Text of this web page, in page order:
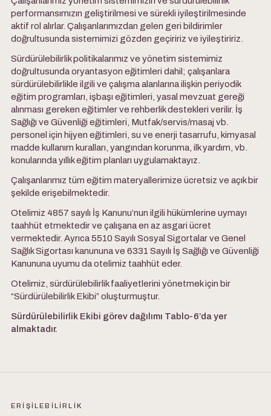
performansımızın geliştirilmesi ve sürekli iyileştirilmesinde
aktif rol alırlar. Çalışanlarımızdan gelen geri bildirimler
doğrultusunda sistemimizi gözden geçiririz ve iyileştiririz.
Sürdürülebilirlik politikalarımız ve yönetim sistemimiz
doğrultusunda oryantasyon eğitimleri dahil; çalışanlara
sürdürülebilirlikle ilgili ve çalışma alanlarına ilişkin periyodik
eğitim programları, işbaşı eğitimleri, yasal mevzuat gereği
alınması gereken eğitimler ve rehberlik destekleri verilir. İş
Sağlığı ve Güvenliği eğitimleri, Mutfak/servis/masaj vb.
personel için hijyen eğitimleri, su ve enerji tasarrufu, kimyasal
madde kullanım kuralları, yangından korunma, ilk yardım, vb.
konularında yıllık eğitim planları uygulamaktayız.
Çalışanlarımız tüm eğitim materyallerimize ücretsiz ve açık bir
şekilde erişebilmektedir.
Otelimiz 4857 sayılı İş Kanunu’nun ilgili hükümlerine uymayı
taahhüt etmektedir ve çalışana en az asgari ücret
vermektedir. Ayrıca 5510 Sayılı Sosyal Sigortalar ve Genel
Sağlık Sigortası kanununa ve 6331 Sayılı İş Sağlığı ve Güvenliği
Kanununa uyumu da otelimiz taahhüt eder.
Otelimiz, sürdürülebilirlik faaliyetlerini yönetmek için bir
“Sürdürülebilirlik Ekibi” oluşturmuştur.
Sürdürülebilirlik Ekibi görev dağılımı Tablo-6’da yer
almaktadır.
ERİŞİLEBİLİRLİK